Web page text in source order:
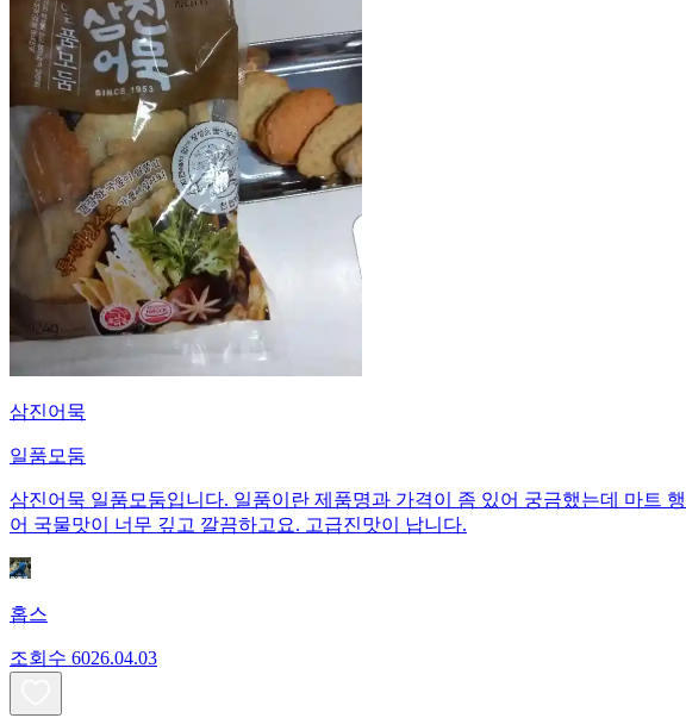
삼진어묵
일품모둠
삼진어묵 일품모둠입니다. 일품이란 제품명과 가격이 좀 있어 궁금했는데 마트
어 국물맛이 너무 깊고 깔끔하고요. 고급진맛이 납니다.
홉스
조회수 6026.04.03